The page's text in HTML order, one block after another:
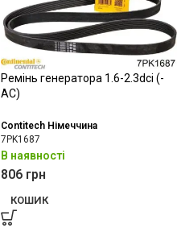
Ремінь генератора 1.6-2.3dci (-
АС)
Contitech Німеччина
7PK1687
В наявності
806 грн
КОШИК